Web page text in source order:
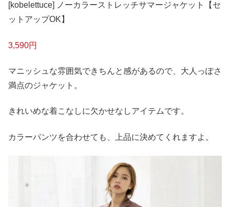
[kobelettuce] ノーカラーストレッチサマージャケット【セ
ットアップOK】
3,590円
マニッシュな雰囲気できちんと感があるので、大人っぽさ
満点のジャケット。
きれいめな着こなしに欠かせなしアイテムです。
カラーパンツを合わせても、上品に決めてくれますよ。